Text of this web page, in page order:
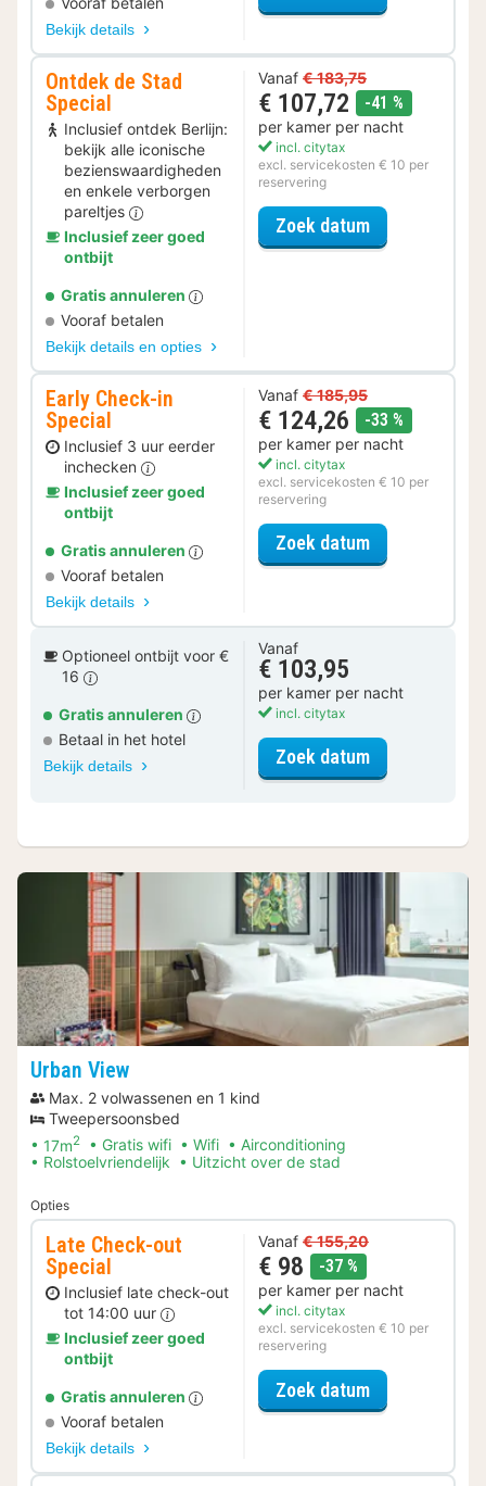
Bekijk details
Ontdek de Stad
Special
Inclusief ontdek Berlijn:
bekijk alle iconische
bezienswaardigheden
en enkele verborgen
pareltjes
Inclusief zeer goed
ontbijt
Gratis annuleren
Vooraf betalen
Bekijk details en opties
Vanaf € 183,75
€ 107,72 -41 %
per kamer per nacht
incl. citytax
excl. servicekosten € 10 per
reservering
Zoek datumvoor Ontdek
Early Check-in
Special
Inclusief 3 uur eerder
inchecken
Inclusief zeer goed
ontbijt
Gratis annuleren
Vooraf betalen
Bekijk details
Vanaf € 185,95
€ 124,26 -33 %
per kamer per nacht
incl. citytax
excl. servicekosten € 10 per
reservering
Zoek datumvoor Early
Optioneel ontbijt voor €
16
Gratis annuleren
Betaal in het hotel
Bekijk details
Vanaf
€ 103,95
per kamer per nacht
incl. citytax
Zoek datumvoor URBAN
Urban View
Max. 2 volwassenen en 1 kind
Tweepersoonsbed
17m2 Gratis wifi Wifi
Airconditioning
Rolstoelvriendelijk
Uitzicht over de stad
Opties
Late Check-out
Special
Inclusief late check-out
tot 14:00 uur
Inclusief zeer goed
ontbijt
Gratis annuleren
Vooraf betalen
Bekijk details
Vanaf € 155,20
€ 98 -37 %
per kamer per nacht
incl. citytax
excl. servicekosten € 10 per
reservering
Zoek datumvoor Late